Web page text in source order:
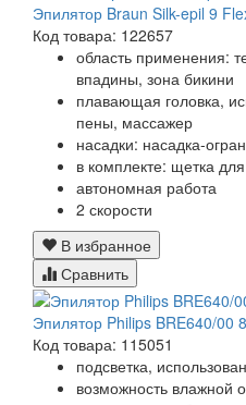
Эпилятор Braun Silk-epil 9
Код товара: 122657
область применения:
впадины, зона бикини
плавающая головка,
пены, массажер
насадки: насадка-
в комплекте: щетка
автономная работа
2 скорости
В избранное
Сравнить
Эпилятор Philips BRE640/00
Код товара: 115051
подсветка,
возможность влажной